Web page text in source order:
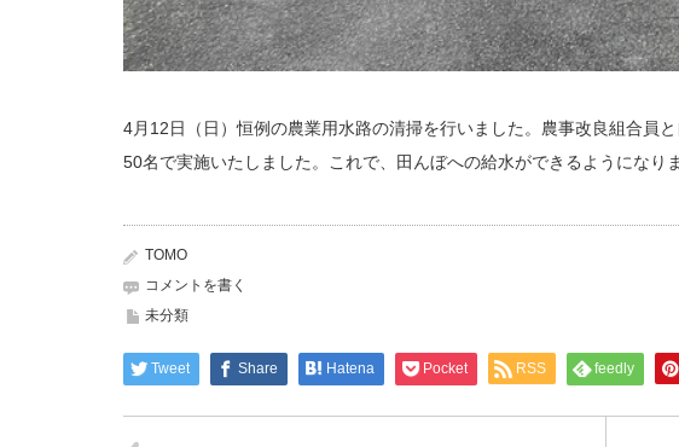
4月12日（日）恒例の農業用水路の清掃を行いました。農事改良組合員
50名で実施いたしました。これで、田んぼへの給水ができるようになりま
TOMO
コメントを書く
未分類
Tweet Share Hatena Pocket RSS feedly